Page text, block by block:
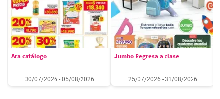
Ara catálogo
30/07/2026 - 05/08/2026
Jumbo Regresa a clase
25/07/2026 - 31/08/2026